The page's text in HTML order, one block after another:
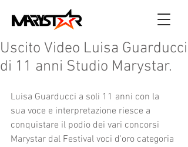
Uscito Video Luisa Guarducci
di 11 anni Studio Marystar.
Luisa Guarducci a soli 11 anni con la
sua voce e interpretazione riesce a
conquistare il podio dei vari concorsi
Marystar dal Festival voci d'oro categoria